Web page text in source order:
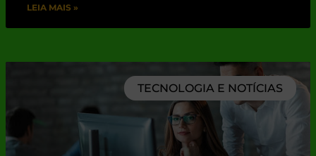
LEIA MAIS »
TECNOLOGIA E NOTÍCIAS